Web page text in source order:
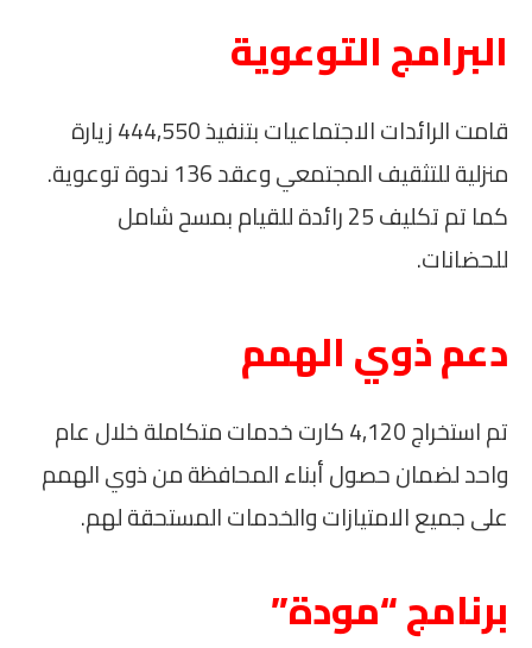
البرامج التوعوية
قامت الرائدات الاجتماعيات بتنفيذ 444,550 زيارة
منزلية للتثقيف المجتمعي وعقد 136 ندوة توعوية.
كما تم تكليف 25 رائدة للقيام بمسح شامل
للحضانات.
دعم ذوي الهمم
تم استخراج 4,120 كارت خدمات متكاملة خلال عام
واحد لضمان حصول أبناء المحافظة من ذوي الهمم
على جميع الامتيازات والخدمات المستحقة لهم.
برنامج “مودة”